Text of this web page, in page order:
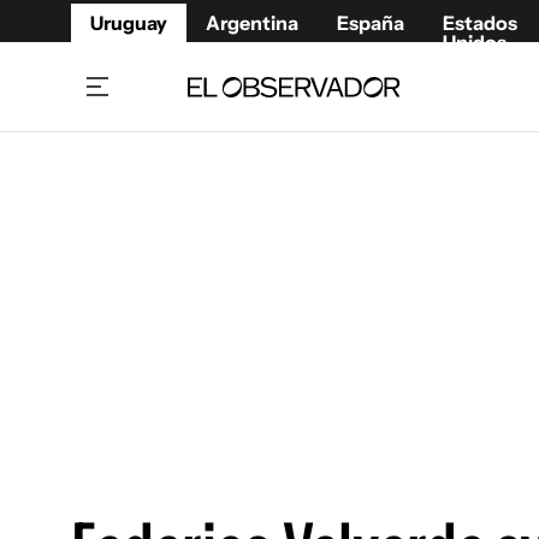
Uruguay Argentina España
Estados
Unidos